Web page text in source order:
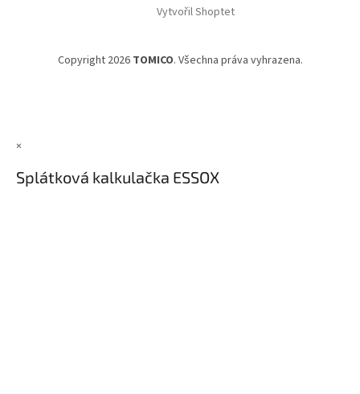
Vytvořil Shoptet
Copyright 2026 TOMICO. Všechna práva vyhrazena.
×
Splátková kalkulačka ESSOX